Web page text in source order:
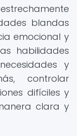
blandas
emocional y
habilidades
y
controlar
difíciles y
clara y